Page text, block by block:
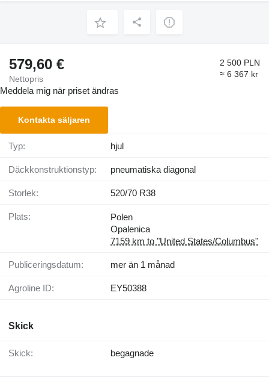
579,60 €
Nettopris
2 500 PLN
≈ 6 367 kr
Meddela mig när priset ändras
Kontakta säljaren
Typ: hjul
Däckkonstruktionstyp: pneumatiska diagonal
Storlek: 520/70 R38
Plats:
Polen
Opalenica
7159 km to "United States/Columbus"
Publiceringsdatum: mer än 1 månad
Agroline ID: EY50388
Skick
Skick: begagnade